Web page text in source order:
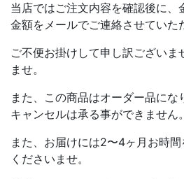
当店ではご注文内容を確認後に、
金額をメールでご連絡させていた
ご不便お掛けして申し訳ございま
ませ。
また、この商品はオーダー品にな
キャンセルは承る事ができません。
また、お届けには2〜4ヶ月お時
くださいませ。